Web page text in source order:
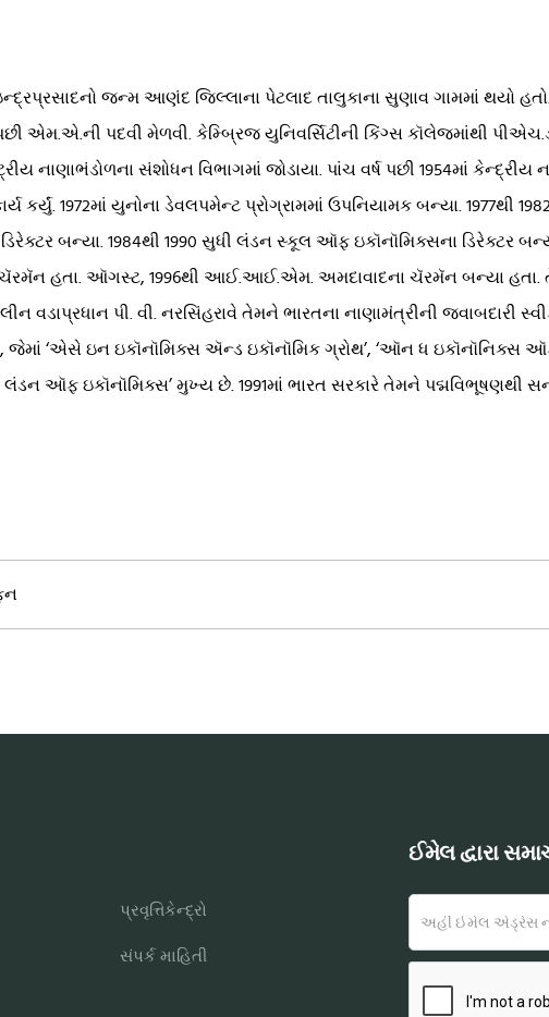
જન્મ આણંદ જિલ્લાના પેટલાદ તાલુકાના સુણાવ ગામમાં થયો
પદવી મેળવી. કેમ્બ્રિજ યુનિવર્સિટીની કિંગ્સ કૉલેજમાંથી
નાણાભંડોળના સંશોધન વિભાગમાં જોડાયા. પાંચ વર્ષ પછી 1954માં
કર્યું. 1972માં યુનોના ડેવલપમેન્ટ પ્રોગ્રામમાં ઉપનિયામક બન્યા. 1977થી
બન્યા. 1984થી 1990 સુધી લંડન સ્કૂલ ઑફ ઇકૉનૉમિક્સના ડિરેક્ટર
ચૅરમૅન હતા. ઑગસ્ટ, 1996થી આઈ.આઈ.એમ. અમદાવાદના ચૅરમૅન બન્યા
વડાપ્રધાન પી. વી. નરસિંહરાવે તેમને ભારતના નાણામંત્રીની જવાબદારી
‘એસે ઇન ઇકૉનૉમિક્સ ઍન્ડ ઇકૉનૉમિક ગ્રોથ’, ‘ઑન ધ ઇકૉનૉનિક્સ
ઇકૉનૉમિક્સ’ મુખ્ય છે. 1991માં ભારત સરકારે તેમને પદ્મવિભૂષણથી
પ્રવૃત્તિકેન્દ્રો
સંપર્ક માહિતી
ઈમેલ દ્વારા